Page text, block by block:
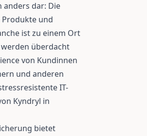
anders dar: Die
und
ist zu einem Ort
überdacht
von Kundinnen
und anderen
IT-
Kyndryl in
bietet